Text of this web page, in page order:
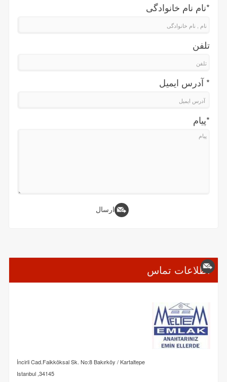
*نام نام خانواد‌گی
تلفن
* آدرس ایمیل
*پیام
ارسال
اطلاعات تماس
İncirli Cad.Faikköksal Sk. No:8 Bakırköy / Kartaltepe
34145, Istanbul